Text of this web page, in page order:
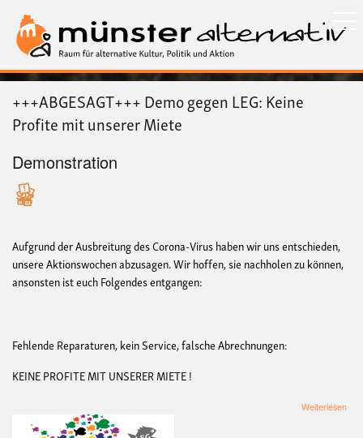
zum
Inhalt
+++ABGESAGT+++ Demo gegen LEG: Keine
Profite mit unserer Miete
Demonstration
Aufgrund der Ausbreitung des Corona-Virus haben wir uns entschieden,
unsere Aktionswochen abzusagen. Wir hoffen, sie nachholen zu können,
ansonsten ist euch Folgendes entgangen:
Fehlende Reparaturen, kein Service, falsche Abrechnungen:
KEINE PROFITE MIT UNSERER MIETE !
Weiterlesen